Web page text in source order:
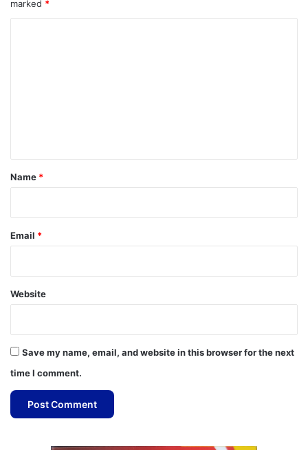
marked *
*
Name *
Email *
Website
Save my name, email, and website in this browser for the next
time I comment.